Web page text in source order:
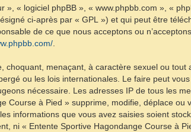
« logiciel phpBB », « www.phpbb.com », «
ci-après par « GPL ») et qui peut être
de ce que nous acceptons ou
.
menaçant, à caractère sexuel ou
ou les lois internationales. Le faire peut
nécessaire. Les adresses IP de tous les
à Pied » supprime, modifie, déplace ou
informations que vous avez saisies soient
ni « Entente Sportive Hagondange Course à